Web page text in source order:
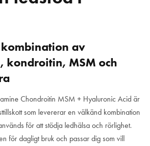
av
kondroitin, MSM och
Chondroitin MSM + Hyaluronic Acid är
som levererar en välkänd kombination
för att stödja ledhälsa och rörlighet.
för dagligt bruk och passar dig som vill